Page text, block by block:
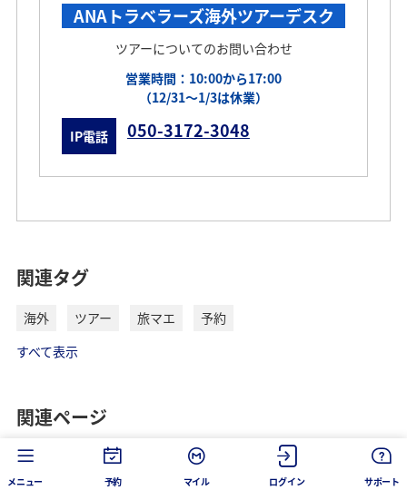
ANAトラベラーズ海外ツアーデスク
ツアーについてのお問い合わせ
営業時間：10:00から17:00
（12/31～1/3は休業）
IP電話 050-3172-3048
関連タグ
海外 ツアー 旅マエ
予約
すべて表示
関連ページ
メニュー 予約 マイル ログイン サポート